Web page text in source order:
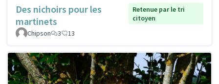
Des nichoirs pour les
martinets
Retenue par le tri
citoyen
Chipson
3 13